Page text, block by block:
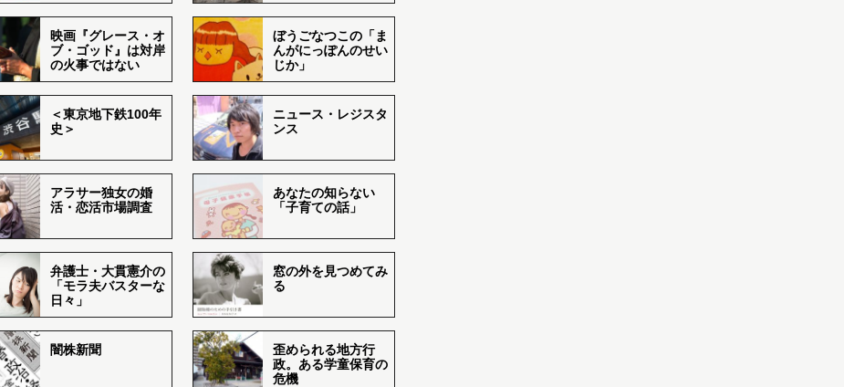
映画『グレース・オ
ブ・ゴッド』は対岸
の火事ではない
ぼうごなつこの「ま
んがにっぽんのせい
じか」
＜東京地下鉄100年
史＞
ニュース・レジスタ
ンス
アラサー独女の婚
活・恋活市場調査
あなたの知らない
「子育ての話」
弁護士・大貫憲介の
「モラ夫バスターな
日々」
窓の外を見つめてみ
る
闇株新聞
歪められる地方行
政。ある学童保育の
危機